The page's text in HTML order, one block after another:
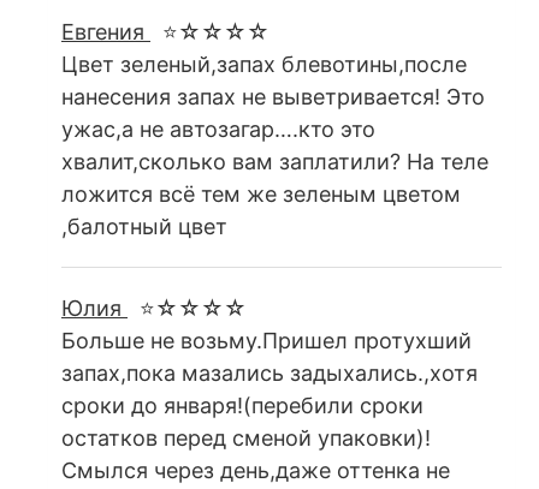
Евгения
⭐☆☆☆☆
Цвет зеленый,запах блевотины,после
нанесения запах не выветривается! Это
ужас,а не автозагар….кто это
хвалит,сколько вам заплатили? На теле
ложится всё тем же зеленым цветом
,балотный цвет
Юлия
⭐☆☆☆☆
Больше не возьму.Пришел протухший
запах,пока мазались задыхались.,хотя
сроки до января!(перебили сроки
остатков перед сменой упаковки)!
Смылся через день,даже оттенка не